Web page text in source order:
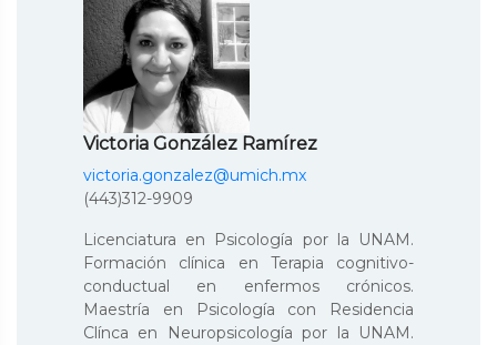
Victoria González Ramírez
victoria.gonzalez@umich.mx
(443)312-9909
Licenciatura en Psicología por la UNAM.
Formación clínica en Terapia cognitivo-
conductual en enfermos crónicos.
Maestría en Psicología con Residencia
Clínca en Neuropsicología por la UNAM.